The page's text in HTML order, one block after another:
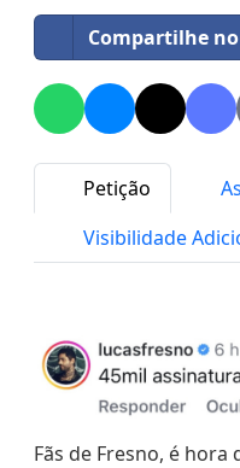
Compartilhe
Petição
Visibilidade
Fãs de Fresno, é hora